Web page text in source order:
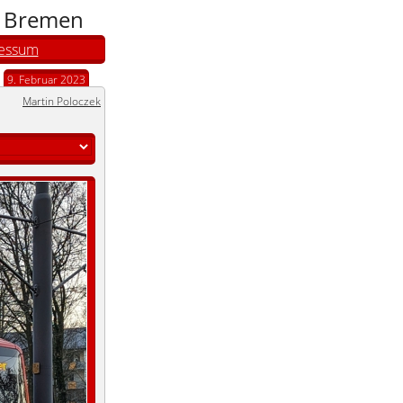
9. Februar 2023
Martin Poloczek